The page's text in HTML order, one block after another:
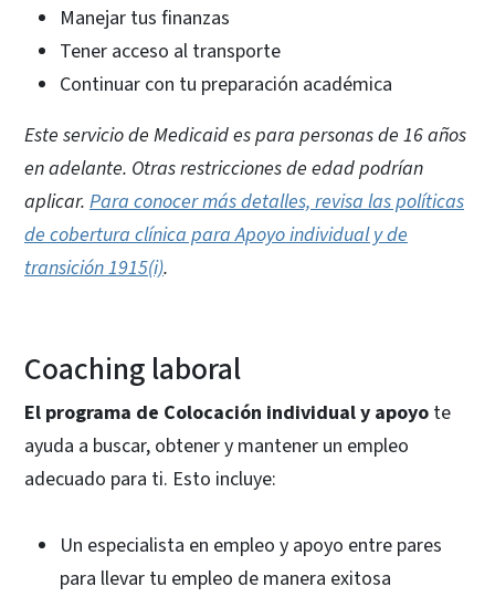
Manejar tus finanzas
Tener acceso al transporte
Continuar con tu preparación académica
Este servicio de Medicaid es para personas de 16 años
en adelante. Otras restricciones de edad podrían
aplicar. Para conocer más detalles, revisa las políticas
de cobertura clínica para Apoyo individual y de
transición 1915(i).
Coaching laboral
El programa de Colocación individual y apoyo te
ayuda a buscar, obtener y mantener un empleo
adecuado para ti. Esto incluye:
Un especialista en empleo y apoyo entre pares
para llevar tu empleo de manera exitosa